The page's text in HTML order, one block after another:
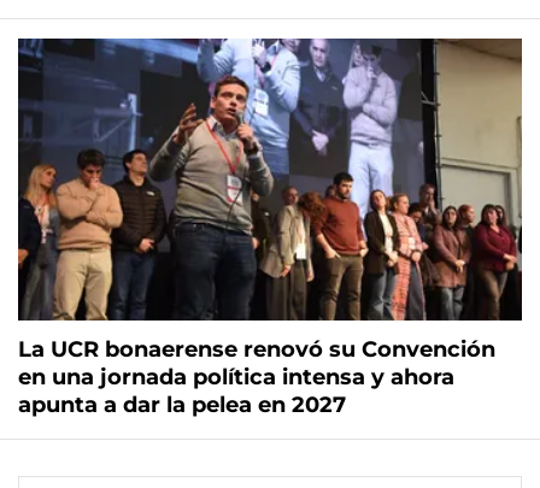
La UCR bonaerense renovó su Convención
en una jornada política intensa y ahora
apunta a dar la pelea en 2027